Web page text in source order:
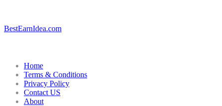
BestEarnIdea.com
Home
Terms & Conditions
Privacy Policy
Contact US
About